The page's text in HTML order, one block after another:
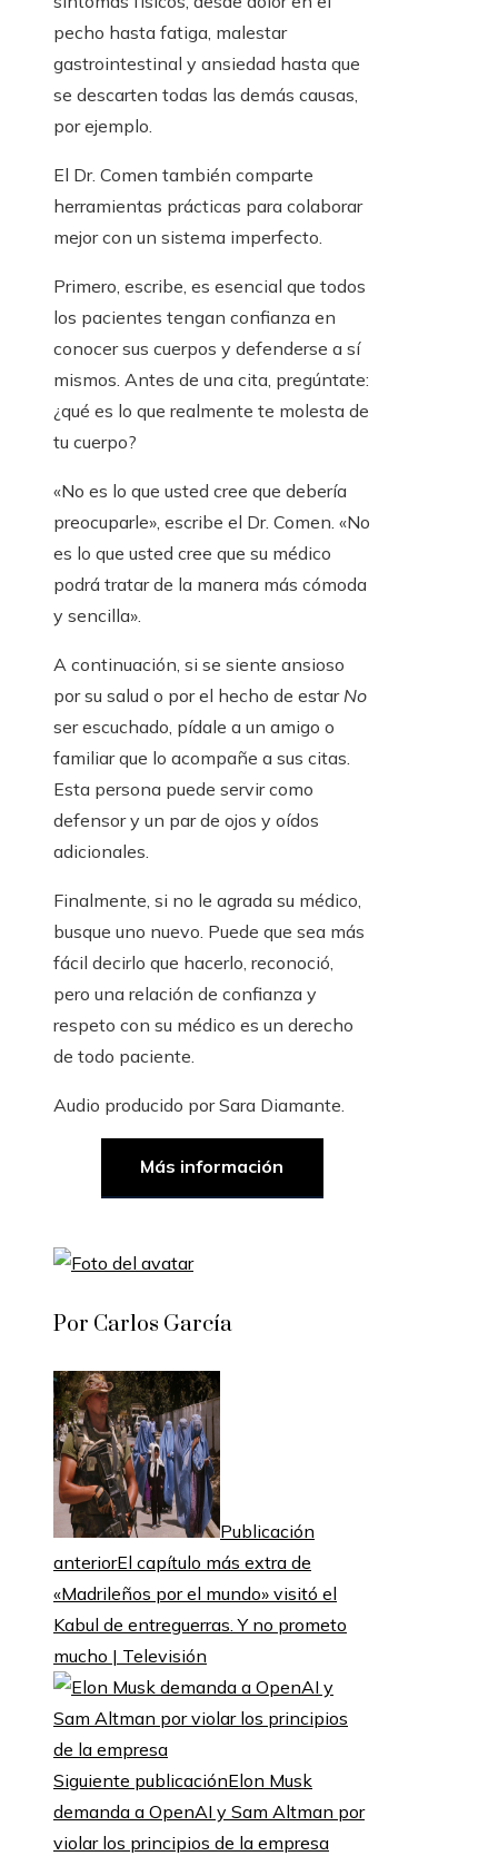
pecho hasta fatiga, malestar
gastrointestinal y ansiedad hasta que
se descarten todas las demás causas,
por ejemplo.
El Dr. Comen también comparte
herramientas prácticas para colaborar
mejor con un sistema imperfecto.
Primero, escribe, es esencial que todos
los pacientes tengan confianza en
conocer sus cuerpos y defenderse a sí
mismos. Antes de una cita, pregúntate:
¿qué es lo que realmente te molesta de
tu cuerpo?
«No es lo que usted cree que debería
preocuparle», escribe el Dr. Comen. «No
es lo que usted cree que su médico
podrá tratar de la manera más cómoda
y sencilla».
A continuación, si se siente ansioso
por su salud o por el hecho de estarNo
ser escuchado, pídale a un amigo o
familiar que lo acompañe a sus citas.
Esta persona puede servir como
defensor y un par de ojos y oídos
adicionales.
Finalmente, si no le agrada su médico,
busque uno nuevo. Puede que sea más
fácil decirlo que hacerlo, reconoció,
pero una relación de confianza y
respeto con su médico es un derecho
de todo paciente.
Audio producido porSara Diamante.
Más información
Por Carlos García
Publicación
anteriorEl capítulo más extra de
«Madrileños por el mundo» visitó el
Kabul de entreguerras. Y no prometo
mucho | Televisión
Siguiente publicaciónElon Musk
demanda a OpenAI y Sam Altman por
violar los principios de la empresa